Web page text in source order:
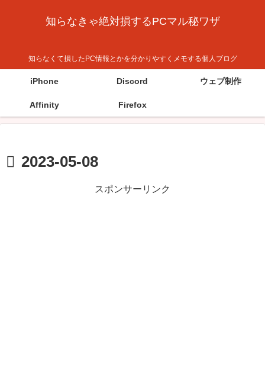
知らなきゃ絶対損するPCマル秘ワザ
知らなくて損したPC情報とかを分かりやすくメモする個人ブログ
iPhone Discord ウェブ制作
Affinity Firefox
2023-05-08
スポンサーリンク